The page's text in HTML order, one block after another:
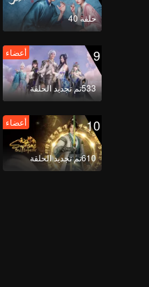
حلقة 40
9
533تم تجديد الحلقة
أعضاء
10
610تم تجديد الحلقة
أعضاء